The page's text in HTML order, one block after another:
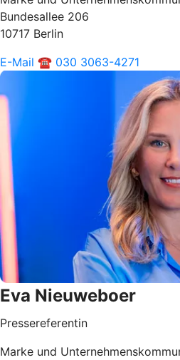
Bundesallee 206
10717 Berlin
E-Mail ☎ 030 3063-4271
Eva Nieuweboer
Pressereferentin
Marke und